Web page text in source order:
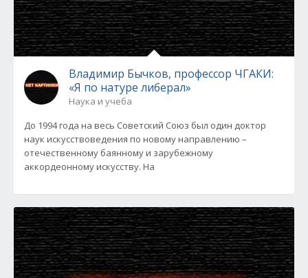
Владимир Бычков, профессор ЧГАКИ:
«Я по натуре либерал»
Наука и учеба
До 1994 года на весь Советский Союз был один доктор
наук искусствоведения по новому направлению –
отечественному баянному и зарубежному
аккордеонному искусству. На